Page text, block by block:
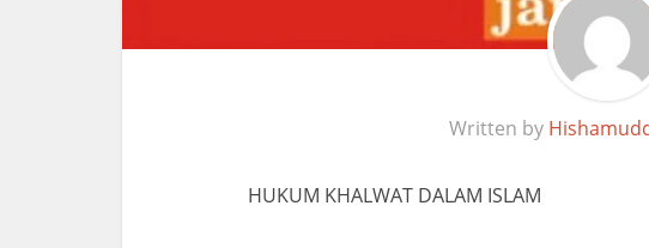
Written by
HUKUM KHALWAT DALAM ISLAM